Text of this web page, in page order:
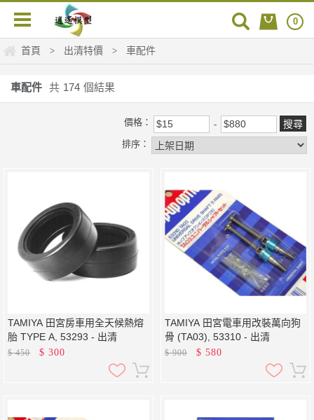
0
首頁 > 出清特價 > 車配件
車配件 共 174 個結果
價格：
排序：
TAMIYA 田宮房車用全天候熱熔
胎 TYPE A, 53293 - 出清
$450 $ 300
TAMIYA 田宮電車用改裝萬向狗
骨 (TA03), 53310 - 出清
$900 $ 580